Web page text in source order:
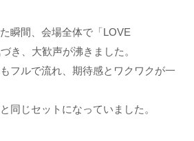
瞬間、会場全体で「LOVE
き、大歓声が沸きました。
フルで流れ、期待感とワクワクが一
同じセットになっていました。